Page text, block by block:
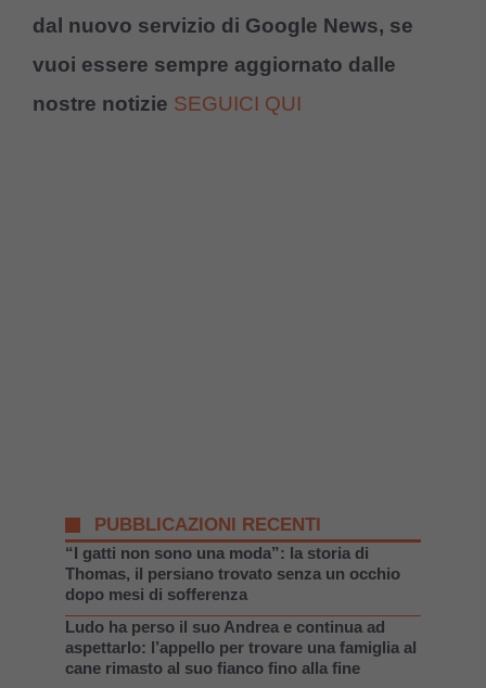
dal nuovo servizio di Google News, se
vuoi essere sempre aggiornato dalle
nostre notizie SEGUICI QUI
PUBBLICAZIONI RECENTI
“I gatti non sono una moda”: la storia di
Thomas, il persiano trovato senza un occhio
dopo mesi di sofferenza
Ludo ha perso il suo Andrea e continua ad
aspettarlo: l’appello per trovare una famiglia al
cane rimasto al suo fianco fino alla fine